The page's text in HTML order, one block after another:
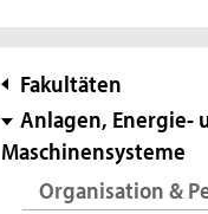
Subnavigation
Fakultäten
Anlagen, Energie-
Maschinensysteme
Organisation &